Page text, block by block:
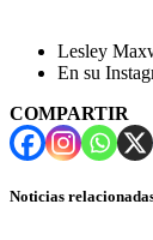
Lesley
En su
COMPARTIR
Noticias